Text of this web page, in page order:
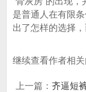
是普通人在有限
出了怎样的选择
继续查看作者相关
上一篇： 齐逼短